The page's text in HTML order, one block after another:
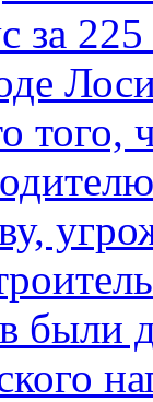
за
того,
были